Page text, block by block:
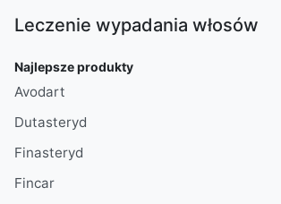
Leczenie wypadania włosów
Najlepsze produkty
Avodart
Dutasteryd
Finasteryd
Fincar